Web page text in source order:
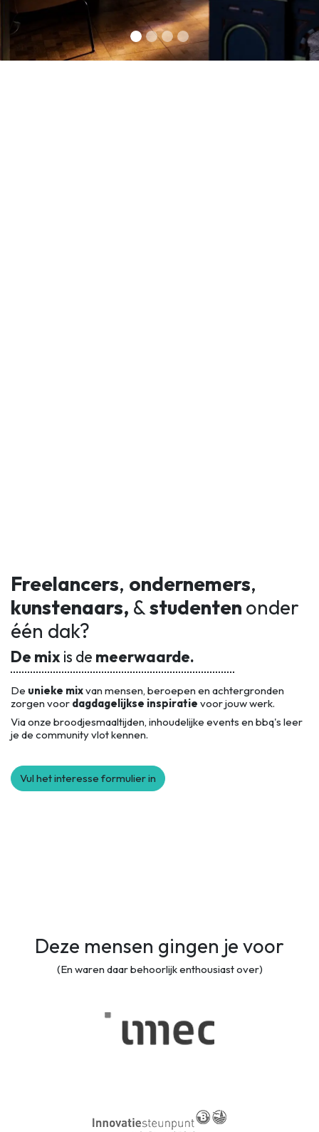
Freelancers, ondernemers,
kunstenaars, &studenten onder
één dak?
De mixis de meerwaarde.
De unieke mixvan mensen, beroepen en achtergronden
zorgen voor dagdagelijkse inspiratie voor jouw werk.
Via onze broodjesmaaltijden, inhoudelijke events en bbq's leer
je de community vlot kennen.
Vul het interesse formulier in
Deze mensen gingen je voor
(En waren daar behoorlijk enthousiast over)